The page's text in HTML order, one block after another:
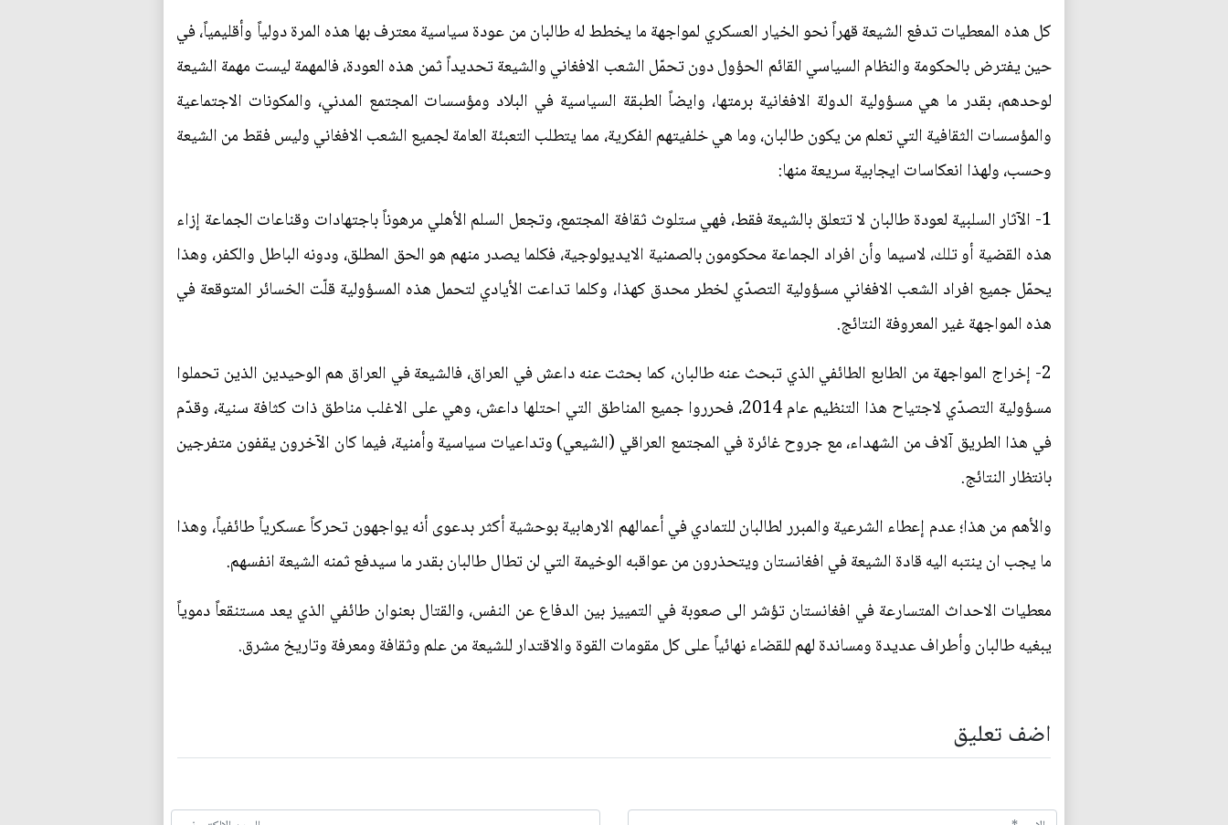
كل هذه المعطيات تدفع الشيعة قهراً نحو الخيار العسكري لمواجهة ما يخطط له طالبان من عودة سياسية معترف بها هذه المرة دولياً وأقليمياً، في
حين يفترض بالحكومة والنظام السياسي القائم الحؤول دون تحمّل الشعب الافغاني والشيعة تحديداً ثمن هذه العودة، فالمهمة ليست مهمة الشيعة
لوحدهم، بقدر ما هي مسؤولية الدولة الافغانية برمتها، وايضاً الطبقة السياسية في البلاد ومؤسسات المجتمع المدني، والمكونات الاجتماعية
والمؤسسات الثقافية التي تعلم من يكون طالبان، وما هي خلفيتهم الفكرية، مما يتطلب التعبئة العامة لجميع الشعب الافغاني وليس فقط من الشيعة
وحسب، ولهذا انعكاسات ايجابية سريعة منها:
1- الآثار السلبية لعودة طالبان لا تتعلق بالشيعة فقط، فهي ستلوث ثقافة المجتمع، وتجعل السلم الأهلي مرهوناً باجتهادات وقناعات الجماعة إزاء
هذه القضية أو تلك، لاسيما وأن افراد الجماعة محكومون بالصمنية الايديولوجية، فكلما يصدر منهم هو الحق المطلق، ودونه الباطل والكفر، وهذا
يحمّل جميع افراد الشعب الافغاني مسؤولية التصدّي لخطر محدق كهذا، وكلما تداعت الأيادي لتحمل هذه المسؤولية قلّت الخسائر المتوقعة في
هذه المواجهة غير المعروفة النتائج.
2- إخراج المواجهة من الطابع الطائفي الذي تبحث عنه طالبان، كما بحثت عنه داعش في العراق، فالشيعة في العراق هم الوحيدين الذين تحملوا
مسؤولية التصدّي لاجتياح هذا التنظيم عام 2014، فحرروا جميع المناطق التي احتلها داعش، وهي على الاغلب مناطق ذات كثافة سنية، وقدّم
في هذا الطريق آلاف من الشهداء، مع جروح غائرة في المجتمع العراقي (الشيعي) وتداعيات سياسية وأمنية، فيما كان الآخرون يقفون متفرجين
بانتظار النتائج.
والأهم من هذا؛ عدم إعطاء الشرعية والمبرر لطالبان للتمادي في أعمالهم الارهابية بوحشية أكثر بدعوى أنه يواجهون تحركاً عسكرياً طائفياً، وهذا
ما يجب ان ينتبه اليه قادة الشيعة في افغانستان ويتحذرون من عواقبه الوخيمة التي لن تطال طالبان بقدر ما سيدفع ثمنه الشيعة انفسهم.
معطيات الاحداث المتسارعة في افغانستان تؤشر الى صعوبة في التمييز بين الدفاع عن النفس، والقتال بعنوان طائفي الذي يعد مستنقعاً دموياً
يبغيه طالبان وأطراف عديدة ومساندة لهم للقضاء نهائياً على كل مقومات القوة والاقتدار للشيعة من علم وثقافة ومعرفة وتاريخ مشرق.
اضف تعليق